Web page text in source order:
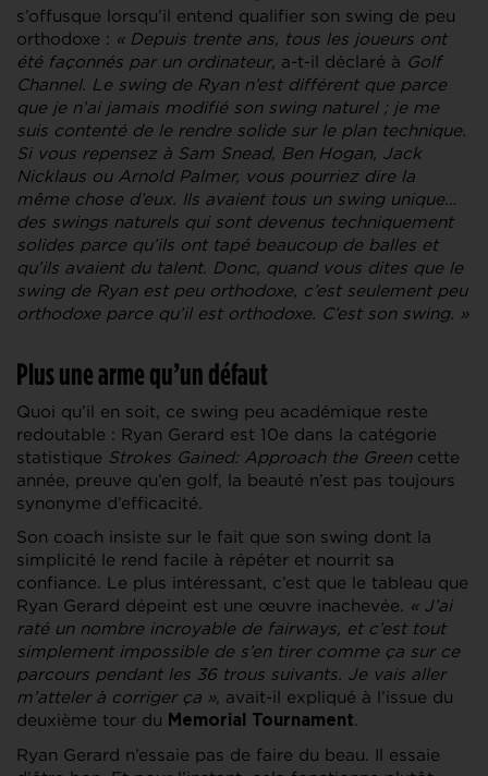
s’offusque lorsqu’il entend qualifier son swing de peu
orthodoxe : « Depuis trente ans, tous les joueurs ont
été façonnés par un ordinateur, a-t-il déclaré à Golf
Channel. Le swing de Ryan n’est différent que parce
que je n’ai jamais modifié son swing naturel ; je me
suis contenté de le rendre solide sur le plan technique.
Si vous repensez à Sam Snead, Ben Hogan, Jack
Nicklaus ou Arnold Palmer, vous pourriez dire la
même chose d’eux. Ils avaient tous un swing unique…
des swings naturels qui sont devenus techniquement
solides parce qu’ils ont tapé beaucoup de balles et
qu’ils avaient du talent. Donc, quand vous dites que le
swing de Ryan est peu orthodoxe, c’est seulement peu
orthodoxe parce qu’il est orthodoxe. C’est son swing. »
Plus une arme qu’un défaut
Quoi qu’il en soit, ce swing peu académique reste
redoutable : Ryan Gerard est 10e dans la catégorie
statistique Strokes Gained: Approach the Green cette
année, preuve qu’en golf, la beauté n’est pas toujours
synonyme d’efficacité.
Son coach insiste sur le fait que son swing dont la
simplicité le rend facile à répéter et nourrit sa
confiance. Le plus intéressant, c’est que le tableau que
Ryan Gerard dépeint est une œuvre inachevée. « J’ai
raté un nombre incroyable de fairways, et c’est tout
simplement impossible de s’en tirer comme ça sur ce
parcours pendant les 36 trous suivants. Je vais aller
m’atteler à corriger ça », avait-il expliqué à l’issue du
deuxième tour du Memorial Tournament.
Ryan Gerard n’essaie pas de faire du beau. Il essaie